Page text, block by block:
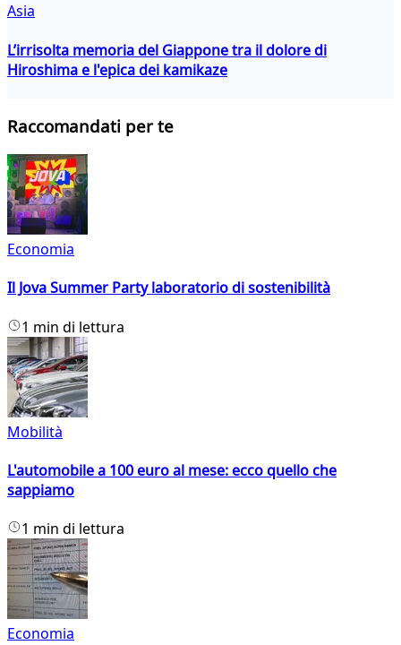
Asia
L’irrisolta memoria del Giappone tra il dolore di
Hiroshima e l'epica dei kamikaze
Raccomandati per te
Economia
Il Jova Summer Party laboratorio di sostenibilità
1 min di lettura
Mobilità
L'automobile a 100 euro al mese: ecco quello che
sappiamo
1 min di lettura
Economia